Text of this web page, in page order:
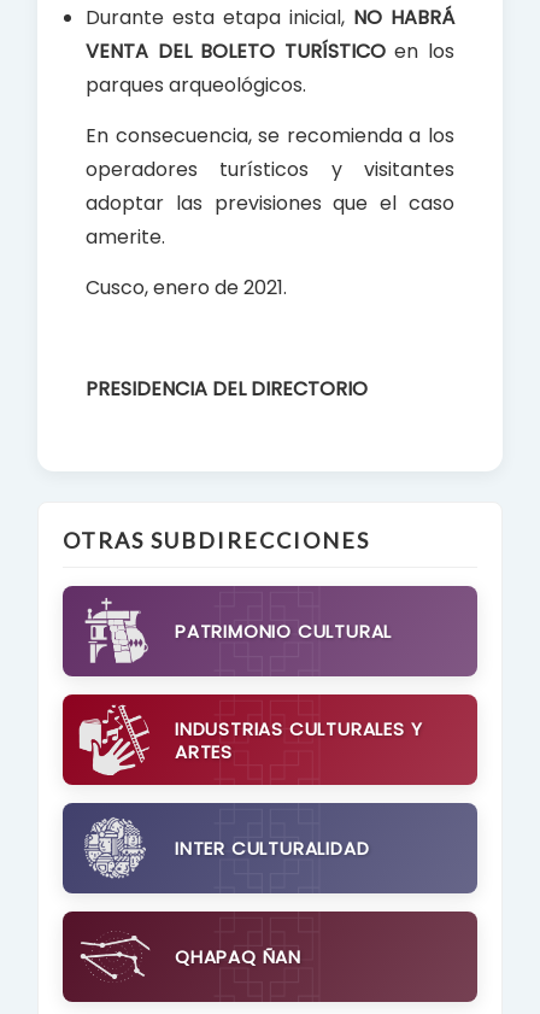
Durante esta etapa inicial, NO HABRÁ
VENTA DEL BOLETO TURÍSTICOen los
parques arqueológicos.
En consecuencia, se recomienda a los
operadores turísticos y visitantes
adoptar las previsiones que el caso
amerite.
Cusco, enero de 2021.
PRESIDENCIA DEL DIRECTORIO
OTRAS SUBDIRECCIONES
PATRIMONIO CULTURAL
INDUSTRIAS CULTURALES Y
ARTES
INTER CULTURALIDAD
QHAPAQ ÑAN